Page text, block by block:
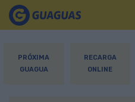
PRÓXIMA
GUAGUA
RECARGA
ONLINE